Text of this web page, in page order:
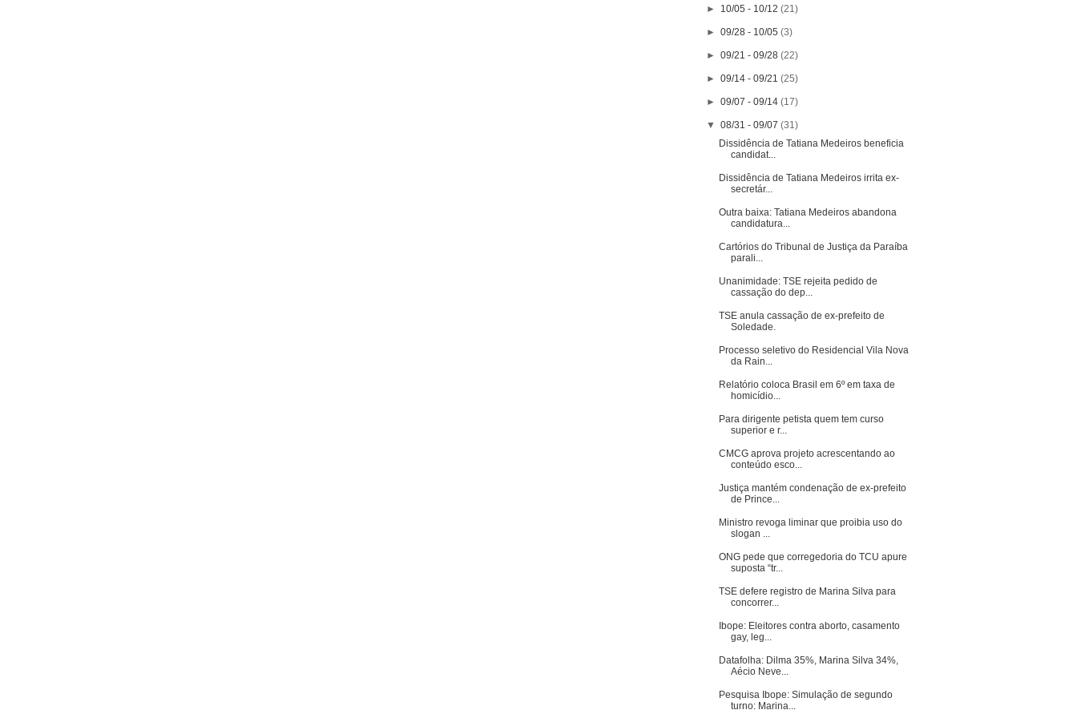
► 10/05 - 10/12(21)
►09/28 - 10/05(3)
►09/21 - 09/28(22)
►09/14 - 09/21(25)
►09/07 - 09/14(17)
▼08/31 - 09/07(31)
Dissidência de Tatiana Medeiros beneficia
candidat...
Dissidência de Tatiana Medeiros irrita ex-
secretár...
Outra baixa: Tatiana Medeiros abandona
candidatura...
Cartórios do Tribunal de Justiça da Paraíba
parali...
Unanimidade: TSE rejeita pedido de
cassação do dep...
TSE anula cassação de ex-prefeito de
Soledade.
Processo seletivo do Residencial Vila Nova
da Rain...
Relatório coloca Brasil em 6º em taxa de
homicídio...
Para dirigente petista quem tem curso
superior e r...
CMCG aprova projeto acrescentando ao
conteúdo esco...
Justiça mantém condenação de ex-prefeito
de Prince...
Ministro revoga liminar que proibia uso do
slogan ...
ONG pede que corregedoria do TCU apure
suposta “tr...
TSE defere registro de Marina Silva para
concorrer...
Ibope: Eleitores contra aborto, casamento
gay, leg...
Datafolha: Dilma 35%, Marina Silva 34%,
Aécio Neve...
Pesquisa Ibope: Simulação de segundo
turno: Marina...